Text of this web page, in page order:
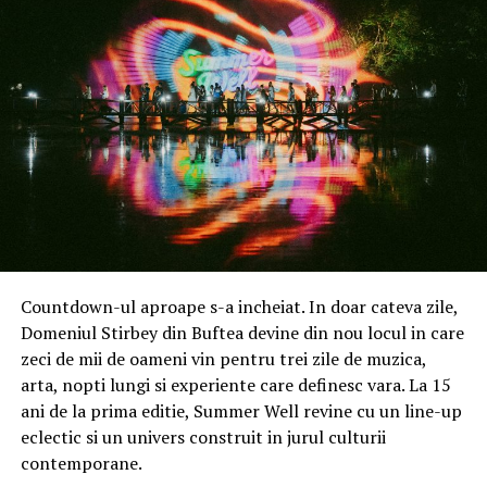
disponibilă în toate magazinele online partenere, fără
eforturi suplimentare din partea acestora. De asemenea,
va fi automat disponibilă în orice magazin online care va
intra în portofoliu nostru de clienți. Este totodată o
metodă care va impulsiona vânzările online atât pe
desktop, cât și în aplicațiile mobile ale magazinelor
online, îmbunătățind în același timp experiența de
cumpărare în mediul digital”, spune Ștefan Suceveanu,
co-fondator EuroPayment Services, compania care
deține soluția de plăți EuPlatesc.ro, care estimează că
minimum 7% business‑ului.
Prezența a tot mai multor opțiuni de plată într-un
magazin online va crește rata de fidelizare a clienților,
diversificarea acestor opțiuni fiind o tendință pe piața
ecommerce din România.
Countdown-ul aproape s-a incheiat. In doar cateva zile,
Domeniul Stirbey din Buftea devine din nou locul in care
zeci de mii de oameni vin pentru trei zile de muzica,
arta, nopti lungi si experiente care definesc vara. La 15
ani de la prima editie, Summer Well revine cu un line-up
eclectic si un univers construit in jurul culturii
contemporane.